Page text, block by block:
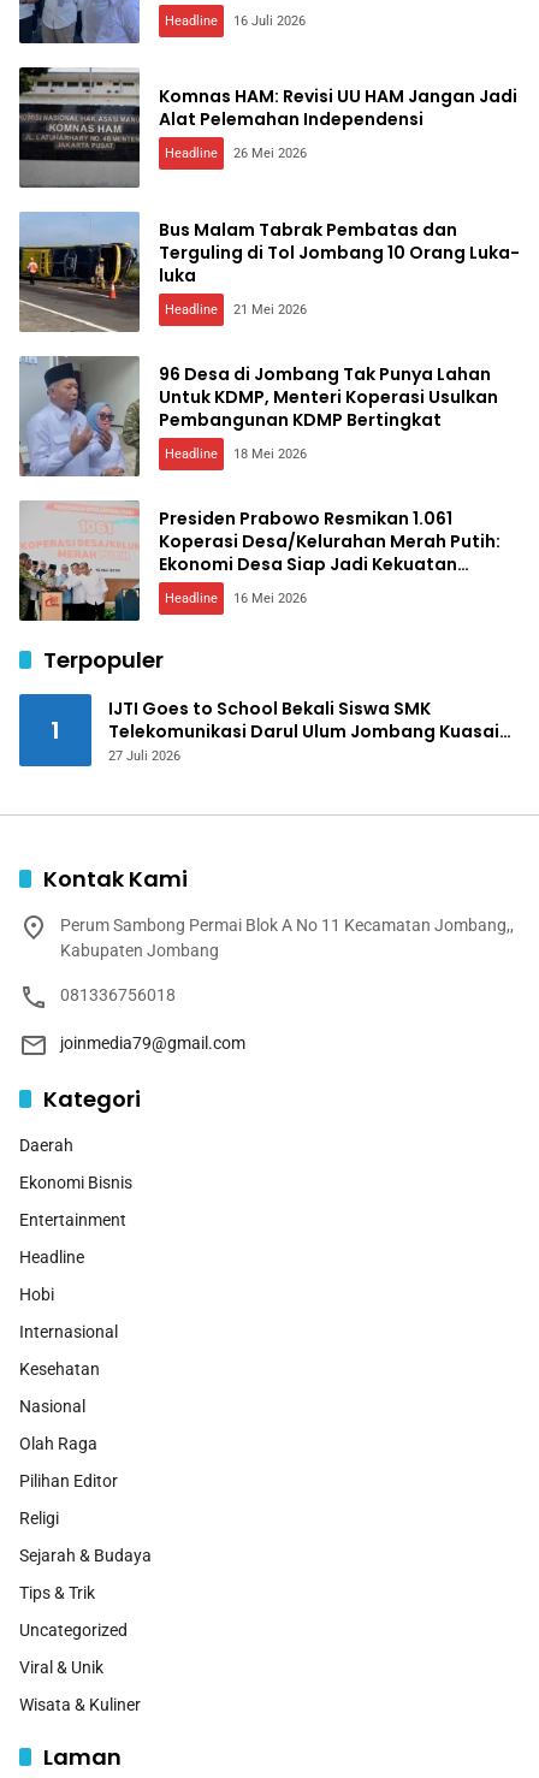
Headline 16 Juli 2026
Komnas HAM: Revisi UU HAM Jangan Jadi
Alat Pelemahan Independensi
Headline 26 Mei 2026
Bus Malam Tabrak Pembatas dan
Terguling di Tol Jombang 10 Orang Luka-
luka
Headline 21 Mei 2026
96 Desa di Jombang Tak Punya Lahan
Untuk KDMP, Menteri Koperasi Usulkan
Pembangunan KDMP Bertingkat
Headline 18 Mei 2026
Presiden Prabowo Resmikan 1.061
Koperasi Desa/Kelurahan Merah Putih:
Ekonomi Desa Siap Jadi Kekuatan
Nasional
Headline 16 Mei 2026
Terpopuler
1
IJTI Goes to School Bekali Siswa SMK
Telekomunikasi Darul Ulum Jombang Kuasai
Jurnalistik Digital
27 Juli 2026
Kontak Kami
Perum Sambong Permai Blok A No 11 Kecamatan Jombang,,
Kabupaten Jombang
081336756018
joinmedia79@gmail.com
Kategori
Daerah
Ekonomi Bisnis
Entertainment
Headline
Hobi
Internasional
Kesehatan
Nasional
Olah Raga
Pilihan Editor
Religi
Sejarah & Budaya
Tips & Trik
Uncategorized
Viral & Unik
Wisata & Kuliner
Laman